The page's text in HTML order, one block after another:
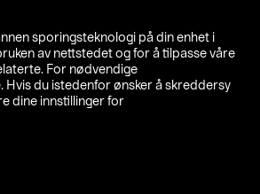
sporingsteknologi på din enhet i
av nettstedet og for å tilpasse våre
For nødvendige
Hvis du istedenfor ønsker å skreddersy
dine innstillinger for